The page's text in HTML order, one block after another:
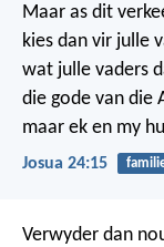
Maar as dit
kies dan vir julle
wat julle vaders
die gode van die
maar ek en my
Josua 24:15
Verwyder dan